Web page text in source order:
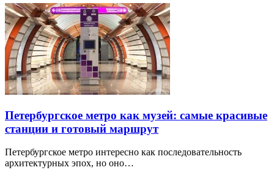
Петербургское метро как музей: самые красивые
станции и готовый маршрут
Петербургское метро интересно как последовательность
архитектурных эпох, но оно…